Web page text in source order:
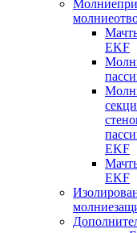
EKF
EKF
EKF